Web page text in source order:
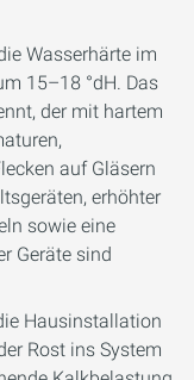
Wasserhärte im
15–18 °dH. Das
der mit hartem
auf Gläsern
erhöhter
sowie eine
Geräte sind
Hausinstallation
Rost ins System